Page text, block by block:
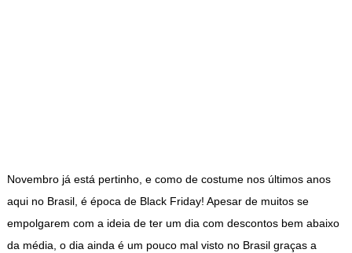
Novembro já está pertinho, e como de costume nos últimos anos
aqui no Brasil, é época de Black Friday! Apesar de muitos se
empolgarem com a ideia de ter um dia com descontos bem abaixo
da média, o dia ainda é um pouco mal visto no Brasil graças a